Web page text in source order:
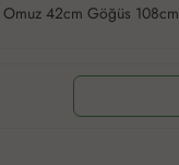
42cm Göğüs 108cm